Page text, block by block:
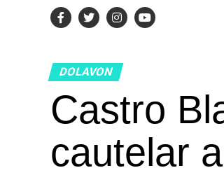
DOLAVON
Castro
cautelar